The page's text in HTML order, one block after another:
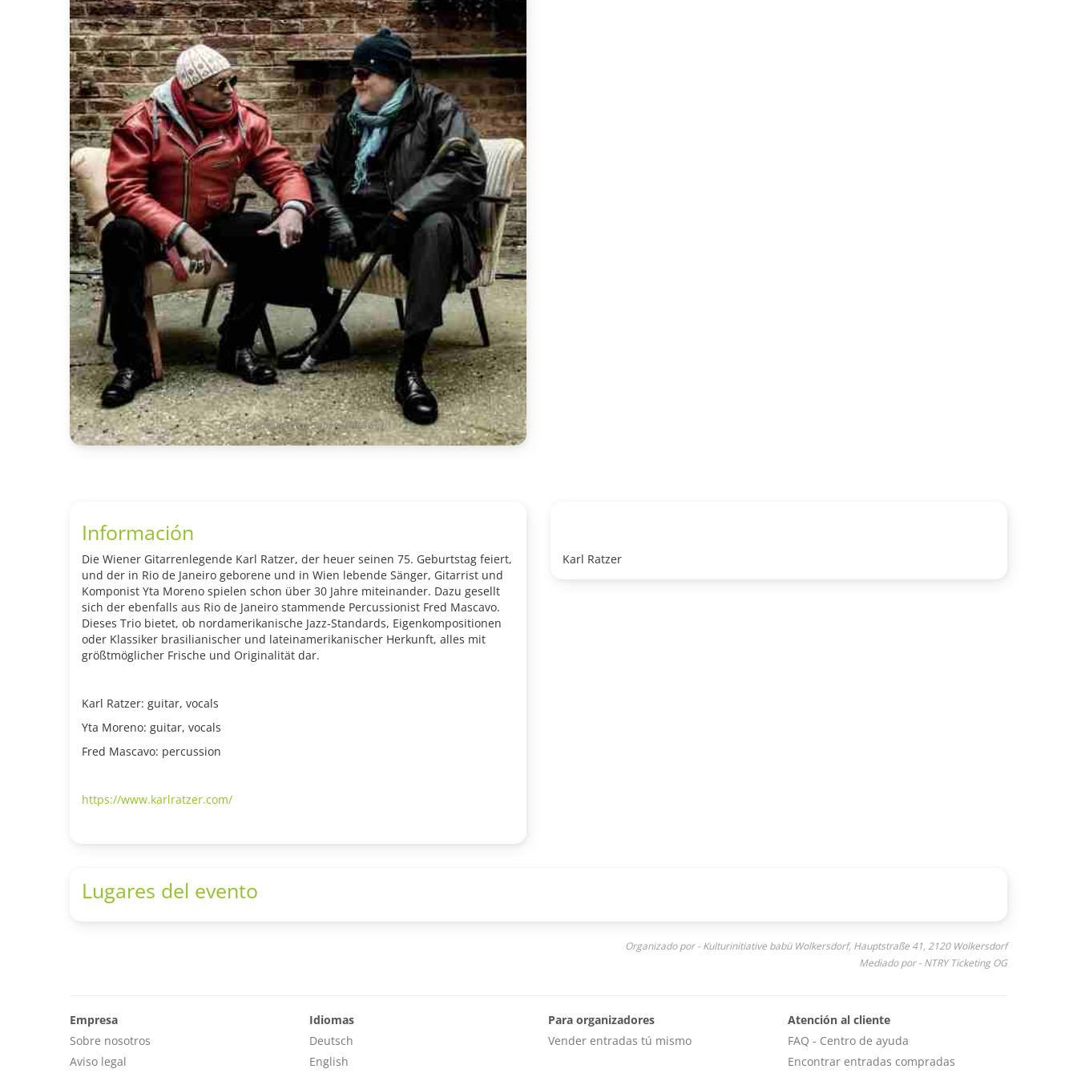
Creditos de imagen: Sabine Hauswirth
Información
Die Wiener Gitarrenlegende Karl Ratzer, der heuer seinen 75. Geburtstag feiert,
und der in Rio de Janeiro geborene und in Wien lebende Sänger, Gitarrist und
Komponist Yta Moreno spielen schon über 30 Jahre miteinander. Dazu gesellt
sich der ebenfalls aus Rio de Janeiro stammende Percussionist Fred Mascavo.
Dieses Trio bietet, ob nordamerikanische Jazz-Standards, Eigenkompositionen
oder Klassiker brasilianischer und lateinamerikanischer Herkunft, alles mit
größtmöglicher Frische und Originalität dar.
Karl Ratzer: guitar, vocals
Yta Moreno: guitar, vocals
Fred Mascavo: percussion
https://www.karlratzer.com/
Karl Ratzer
Lugares del evento
Organizado por - Kulturinitiative babü Wolkersdorf, Hauptstraße 41, 2120 Wolkersdorf
Mediado por - NTRY Ticketing OG
Empresa
Sobre nosotros
Aviso legal
Idiomas
Deutsch
English
Para organizadores
Vender entradas tú mismo
Atención al cliente
FAQ - Centro de ayuda
Encontrar entradas compradas